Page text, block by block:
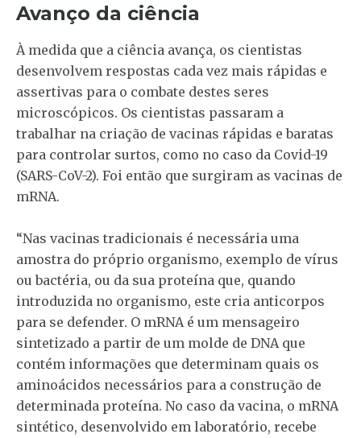
Avanço da ciência
À medida que a ciência avança, os cientistas
desenvolvem respostas cada vez mais rápidas e
assertivas para o combate destes seres
microscópicos. Os cientistas passaram a
trabalhar na criação de vacinas rápidas e baratas
para controlar surtos, como no caso da Covid-19
(SARS-CoV-2). Foi então que surgiram as vacinas de
mRNA.
“Nas vacinas tradicionais é necessária uma
amostra do próprio organismo, exemplo de vírus
ou bactéria, ou da sua proteína que, quando
introduzida no organismo, este cria anticorpos
para se defender. O mRNA é um mensageiro
sintetizado a partir de um molde de DNA que
contém informações que determinam quais os
aminoácidos necessários para a construção de
determinada proteína. No caso da vacina, o mRNA
sintético, desenvolvido em laboratório, recebe